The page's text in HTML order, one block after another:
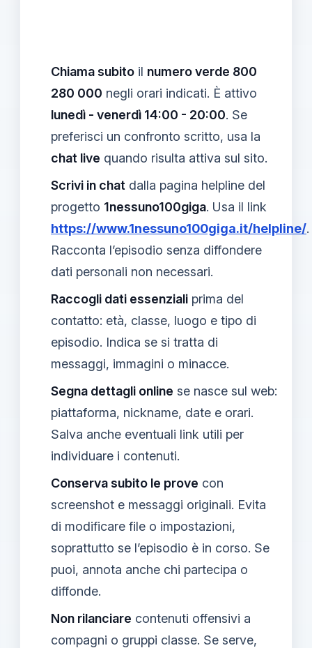
Chiama subito il numero verde 800
280 000 negli orari indicati. È attivo
lunedì - venerdì 14:00 - 20:00. Se
preferisci un confronto scritto, usa la
chat live quando risulta attiva sul sito.
Scrivi in chat dalla pagina helpline del
progetto 1nessuno100giga. Usa il link
https://www.1nessuno100giga.it/helpline/.
Racconta l’episodio senza diffondere
dati personali non necessari.
Raccogli dati essenziali prima del
contatto: età, classe, luogo e tipo di
episodio. Indica se si tratta di
messaggi, immagini o minacce.
Segna dettagli online se nasce sul web:
piattaforma, nickname, date e orari.
Salva anche eventuali link utili per
individuare i contenuti.
Conserva subito le prove con
screenshot e messaggi originali. Evita
di modificare file o impostazioni,
soprattutto se l’episodio è in corso. Se
puoi, annota anche chi partecipa o
diffonde.
Non rilanciare contenuti offensivi a
compagni o gruppi classe. Se serve,